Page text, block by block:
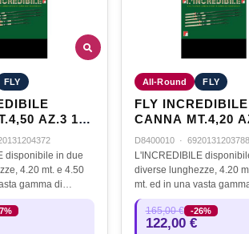
FLY
AZ.3 10-
disponibile in due
4.20 mt. e 4.50
gamma di
Realizzate in
modulo TORAY, ad
rinforzato
All-Round FLY
FLY INCREDIBILE
CANNA MT.4,20
80GR
D8400010 · 6920131203788
L'INCREDIBILE
diverse lunghezze, 4.20
mt. ed in una vasta
differenti azioni. Realizzate
carbonio ad alto modulo
altissima resistenza,
165,00 € -26%
122,00 €